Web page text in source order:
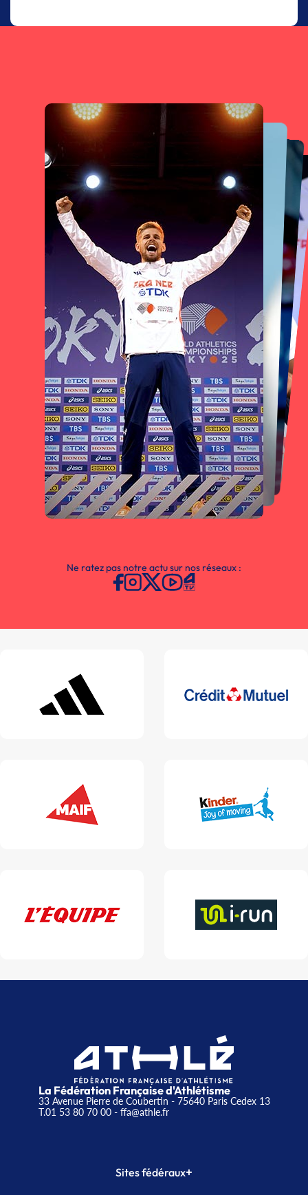
Ne ratez pas notre actu sur nos réseaux :
La Fédération Française d'Athlétisme
33 Avenue Pierre de Coubertin - 75640 Paris Cedex 13
T.01 53 80 70 00- ffa@athle.fr
Sites fédéraux+